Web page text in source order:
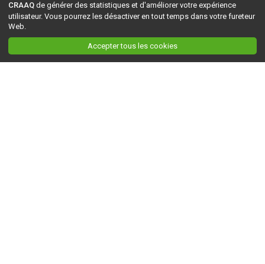
CRAAQ de générer des statistiques et d'améliorer votre expérience
utilisateur. Vous pourrez les désactiver en tout temps dans votre fureteur
Web.
Accepter tous les cookies